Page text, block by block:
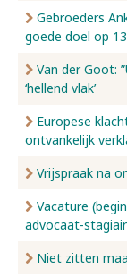
Gebroeders
goede doel op
Van der Goot:
‘hellend vlak’
Europese
ontvankelijk
Vrijspraak na
Vacature
advocaat-
Niet zitten